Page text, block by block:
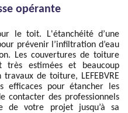
opérante
le toit. L'étanchéité d’une
prévenir l’infiltration d’eau
Les couvertures de toiture
très estimées et beaucoup
de toiture, LEFEBVRE
efficaces pour étancher les
contacter des professionnels
de votre projet jusqu’à sa